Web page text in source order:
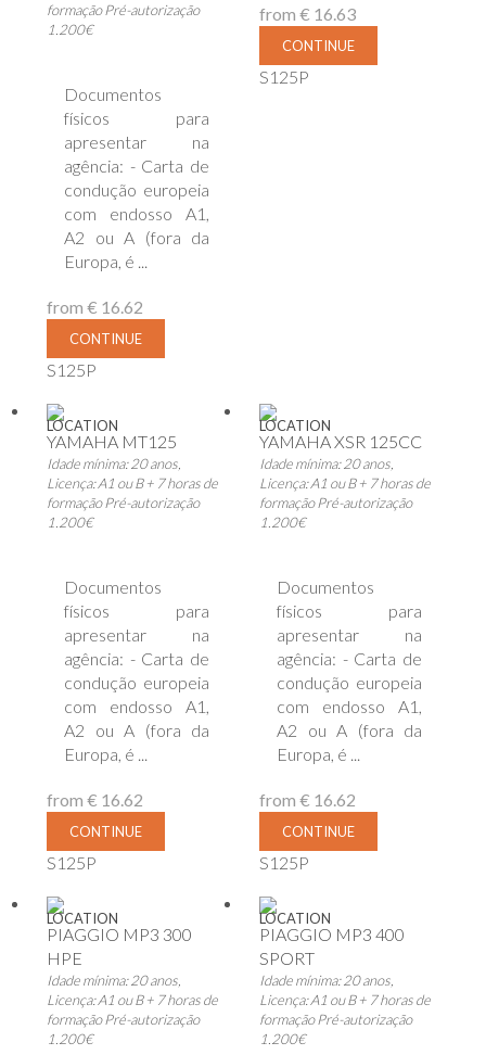
formação Pré-autorização
1.200€
Documentos
físicos para
apresentar na
agência: - Carta de
condução europeia
com endosso A1,
A2 ou A (fora da
Europa, é ...
from € 16.62
CONTINUE
S125P
from € 16.63
CONTINUE
S125P
LOCATION
YAMAHA MT125
Idade mínima: 20 anos,
Licença: A1 ou B + 7 horas de
formação Pré-autorização
1.200€
Documentos
físicos para
apresentar na
agência: - Carta de
condução europeia
com endosso A1,
A2 ou A (fora da
Europa, é ...
from € 16.62
CONTINUE
S125P
LOCATION
YAMAHA XSR 125CC
Idade mínima: 20 anos,
Licença: A1 ou B + 7 horas de
formação Pré-autorização
1.200€
Documentos
físicos para
apresentar na
agência: - Carta de
condução europeia
com endosso A1,
A2 ou A (fora da
Europa, é ...
from € 16.62
CONTINUE
S125P
LOCATION
PIAGGIO MP3 300
HPE
Idade mínima: 20 anos,
Licença: A1 ou B + 7 horas de
formação Pré-autorização
1.200€
LOCATION
PIAGGIO MP3 400
SPORT
Idade mínima: 20 anos,
Licença: A1 ou B + 7 horas de
formação Pré-autorização
1.200€